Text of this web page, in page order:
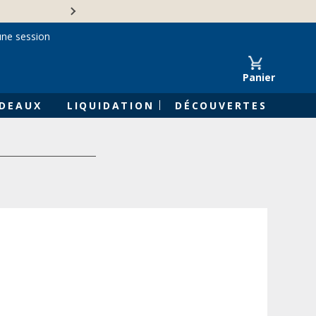
Panier
LIQUIDATION DÉCOUVERTES
session